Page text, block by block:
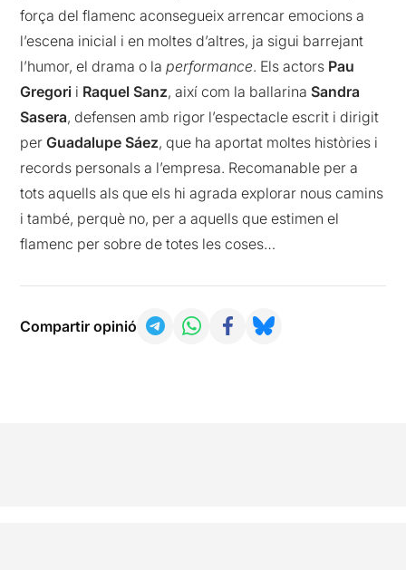
força del flamenc aconsegueix arrencar emocions a
l’escena inicial i en moltes d’altres, ja sigui barrejant
l’humor, el drama o laperformance. Els actors Pau
Gregori i Raquel Sanz, així com la ballarinaSandra
Sasera, defensen amb rigor l’espectacle escrit i dirigit
perGuadalupe Sáez, que ha aportat moltes històries i
records personals a l’empresa. Recomanable per a
tots aquells als que els hi agrada explorar nous camins
i també, perquè no, per a aquells que estimen el
flamenc per sobre de totes les coses…
Compartir opinió